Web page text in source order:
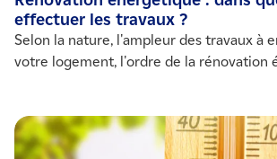
effectuer les travaux ?
Selon la nature, l'ampleur des travaux à
votre logement, l'ordre de la rénovation